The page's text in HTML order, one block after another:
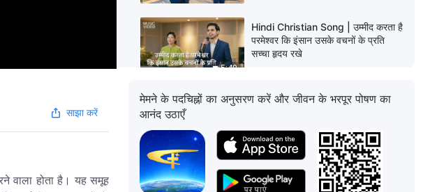
5:49
Hindi Christian Song | उम्मीद करता है
परमेश्वर कि इंसान उसके वचनों के प्रति
सच्चा हृदय रखे
6:11
Hindi Christian Song | अंत के दिनों में
Hindi Christian Song | देखने में इतनी
भद्दी लगती है परमेश्वर में मनुष्य की आस्था
साझा करें
वाला होता है। यह समूह
मेमने के पदचिह्नों का अनुसरण करें और जीवन के भरपूर पोषण का
आनंद उठाएँ